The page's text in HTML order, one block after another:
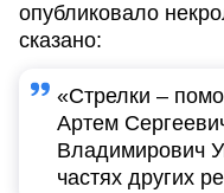
опубликовало
сказано:
«Стрелки –
Артем
Владимирович
частях других